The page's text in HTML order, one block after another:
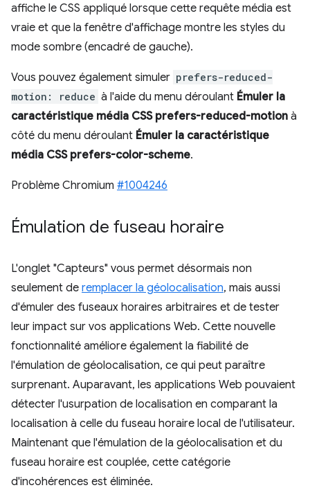
affiche le CSS appliqué lorsque cette requête média est
vraie et que la fenêtre d'affichage montre les styles du
mode sombre (encadré de gauche).
Vous pouvez également simuler prefers-reduced-
motion: reduce à l'aide du menu déroulant Émuler la
caractéristique média CSS prefers-reduced-motion à
côté du menu déroulant Émuler la caractéristique
média CSS prefers-color-scheme.
Problème Chromium #1004246
Émulation de fuseau horaire
L'onglet "Capteurs" vous permet désormais non
seulement de remplacer la géolocalisation, mais aussi
d'émuler des fuseaux horaires arbitraires et de tester
leur impact sur vos applications Web. Cette nouvelle
fonctionnalité améliore également la fiabilité de
l'émulation de géolocalisation, ce qui peut paraître
surprenant. Auparavant, les applications Web pouvaient
détecter l'usurpation de localisation en comparant la
localisation à celle du fuseau horaire local de l'utilisateur.
Maintenant que l'émulation de la géolocalisation et du
fuseau horaire est couplée, cette catégorie
d'incohérences est éliminée.